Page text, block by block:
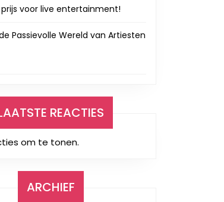
voor live entertainment!
Passievolle Wereld van Artiesten
REACTIES
om te tonen.
ARCHIEF